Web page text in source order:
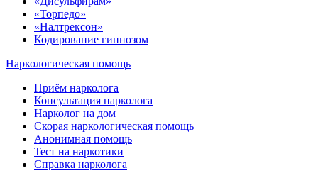
«Торпедо»
«Налтрексон»
Кодирование гипнозом
Наркологическая помощь
Приём нарколога
Консультация нарколога
Нарколог на дом
Скорая наркологическая помощь
Анонимная помощь
Тест на наркотики
Справка нарколога